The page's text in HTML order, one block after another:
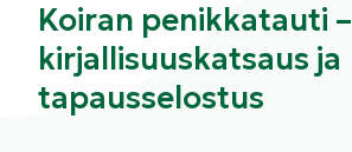
Koiran penikkatauti –
kirjallisuuskatsaus ja
tapausselostus